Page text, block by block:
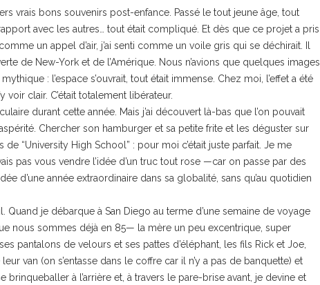
vrais bons souvenirs post-enfance. Passé le tout jeune âge, tout
avec les autres… tout était compliqué. Et dès que ce projet a pris
un appel d’air, j’ai senti comme un voile gris qui se déchirait. Il
de New-York et de l’Amérique. Nous n’avions que quelques images
: l’espace s’ouvrait, tout était immense. Chez moi, l’effet a été
voir clair. C’était totalement libérateur.
durant cette année. Mais j’ai découvert là-bas que l’on pouvait
Chercher son hamburger et sa petite frite et les déguster sur
“University High School” : pour moi c’était juste parfait. Je me
pas vous vendre l’idée d’un truc tout rose —car on passe par des
d’une année extraordinaire dans sa globalité, sans qu’au quotidien
Quand je débarque à San Diego au terme d’une semaine de voyage
nous sommes déjà en 85— la mère un peu excentrique, super
pantalons de velours et ses pattes d’éléphant, les fils Rick et Joe,
van (on s’entasse dans le coffre car il n’y a pas de banquette) et
à l’arrière et, à travers le pare-brise avant, je devine et